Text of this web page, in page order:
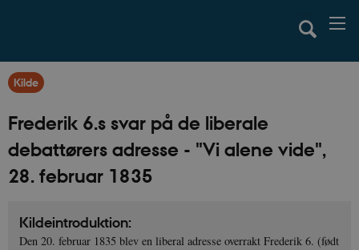
Kilde
Frederik 6.s svar på de liberale
debattørers adresse - "Vi alene vide",
28. februar 1835
Kildeintroduktion:
Den 20. februar 1835 blev en liberal adresse overrakt Frederik 6. (født